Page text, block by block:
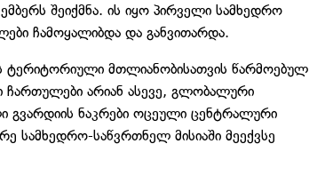
შეიქმნა. ის იყო პირველი სამხედრო
ჩამოყალიბდა და განვითარდა.
მთლიანობისათვის წარმოებულ
არიან ასევე, გლობალური
გვარდიის ნაკრები ოცეული ცენტრალური
სამხედრო-საწვრთნელ მისიაში მეექვსე